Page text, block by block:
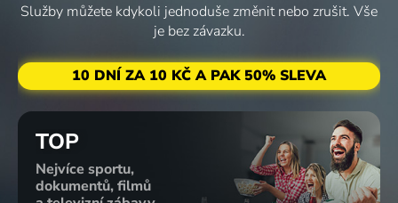
Služby můžete kdykoli jednoduše změnit nebo zrušit. Vše
je bez závazku.
10 DNÍ ZA 10 KČ A PAK 50% SLEVA
TOP
Nejvíce sportu,
dokumentů, filmů